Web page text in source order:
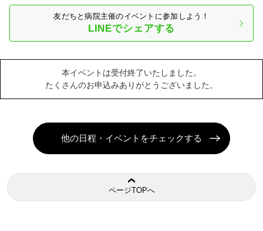
友だちと病院主催のイベントに参加しよう！
LINEでシェアする
本イベントは受付終了いたしました。
たくさんのお申込みありがとうございました。
他の日程・イベントをチェックする
ページTOPへ